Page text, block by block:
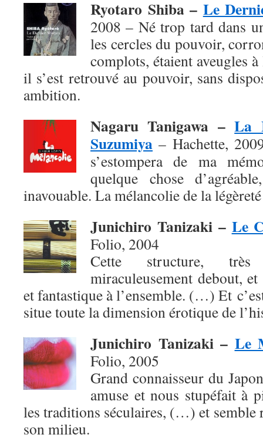
Ryotaro Shiba – Le
2008 – Né trop tard dans
les cercles du pouvoir,
complots, étaient aveugles
il s’est retrouvé au pouvoir, sans
ambition.
Nagaru Tanigawa –La
Suzumiya – Hachette,
s’estompera de ma
quelque chose
inavouable. La mélancolie de la
Junichiro Tanizaki – Le
Folio, 2004
Cette structure, très
miraculeusement debout,
et fantastique à l’ensemble. (…) Et
situe toute la dimension érotique de
Junichiro Tanizaki – Le
Folio, 2005
Grand connaisseur du
amuse et nous stupéfait à
les traditions séculaires, (…) et semble
son milieu.